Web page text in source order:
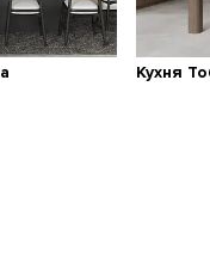
Кухня